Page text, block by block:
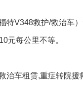
特V348救护/救治车
元每公里不等。
治车租赁,重症转院援